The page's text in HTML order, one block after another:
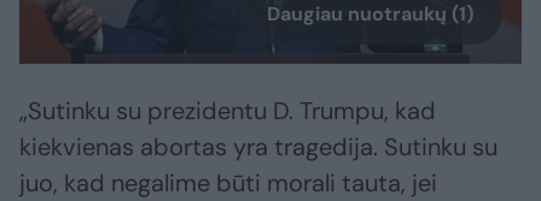
Daugiau nuotraukų (1)
„Sutinku su prezidentu D. Trumpu, kad
kiekvienas abortas yra tragedija. Sutinku su
juo, kad negalime būti morali tauta, jei